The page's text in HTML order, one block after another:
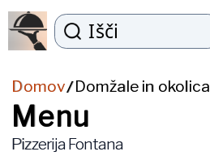
Išči
Domov/Domžale in okolica
Menu
Pizzerija Fontana